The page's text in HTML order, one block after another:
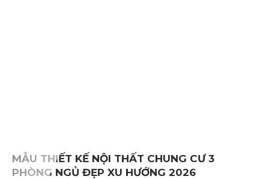
MẪU THIẾT KẾ NỘI THẤT CHUNG CƯ 3
PHÒNG NGỦ ĐẸP XU HƯỚNG 2026